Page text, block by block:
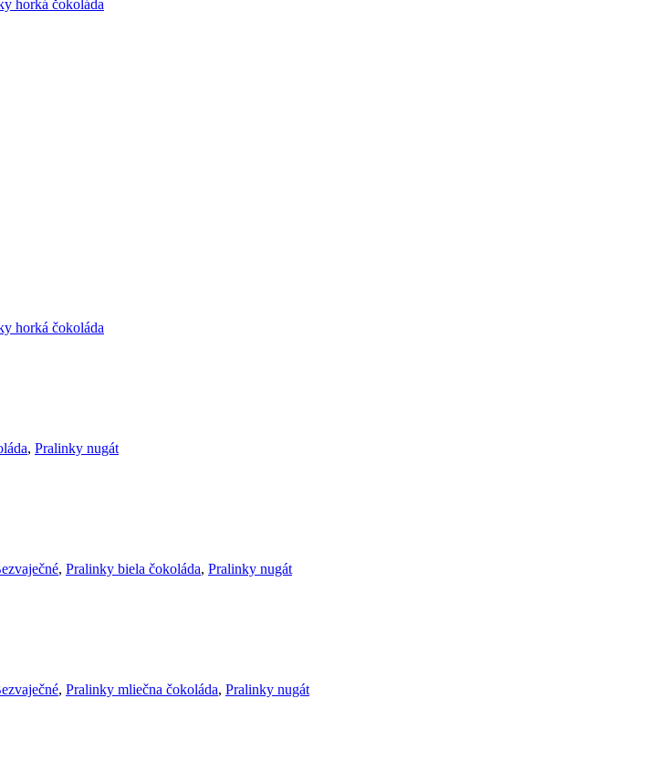
horká čokoláda
horká čokoláda
, Pralinky nugát
, Pralinky biela čokoláda, Pralinky nugát
, Pralinky mliečna čokoláda, Pralinky nugát